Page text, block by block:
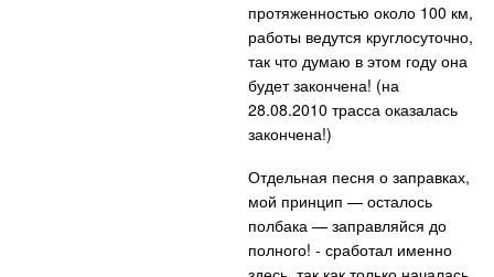
протяженностью около 100 км,
работы ведутся круглосуточно,
так что думаю в этом году она
будет закончена! (на
28.08.2010 трасса оказалась
закончена!)
Отдельная песня о заправках,
мой принцип — осталось
полбака — заправляйся до
полного! - сработал именно